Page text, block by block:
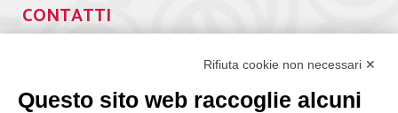
CONTATTI
segreteria@lps.coop
Rifiuta cookie non necessari ✕
Questo sito web raccoglie alcuni